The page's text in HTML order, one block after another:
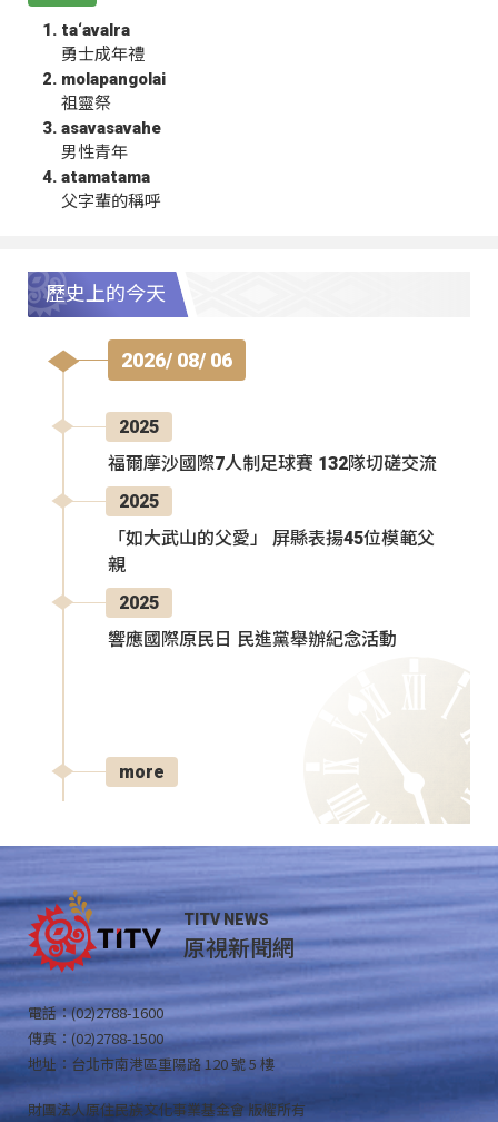
ta‘avalra
勇士成年禮
molapangolai
祖靈祭
asavasavahe
男性青年
atamatama
父字輩的稱呼
歷史上的今天
2026/ 08/ 06
2025
福爾摩沙國際7人制足球賽 132隊切磋交流
2025
「如大武山的父愛」 屏縣表揚45位模範父
親
2025
響應國際原民日 民進黨舉辦紀念活動
more
TITV NEWS
原視新聞網
電話：(02)2788-1600
傳真：(02)2788-1500
地址：台北市南港區重陽路 120 號 5 樓
財團法人原住民族文化事業基金會 版權所有